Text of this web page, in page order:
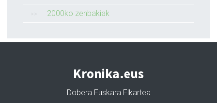
2000ko zenbakiak
Kronika.eus
Dobera Euskara Elkartea